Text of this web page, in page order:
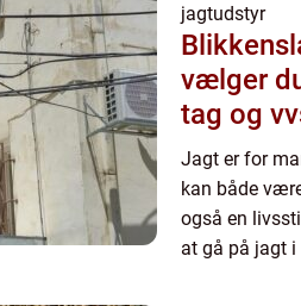
jagtudstyr
vælger
tag og
Jagt er for
kan både
også en
at gå på jagt i